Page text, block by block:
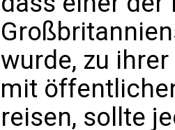
wurde, zu
mit
reisen, sollte